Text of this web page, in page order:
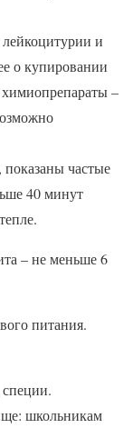
и
о купировании
химиопрепараты –
частые
40 минут
– не меньше 6
питания.
школьникам